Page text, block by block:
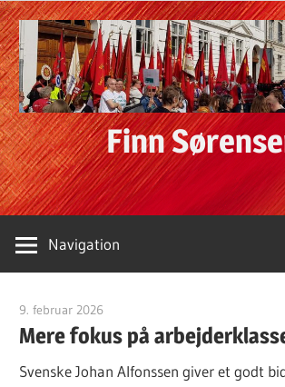
Skip
to
content
Finn
Navigation
9. februar 2026
Mere fokus på
Svenske Johan Alfonssen giver et godt